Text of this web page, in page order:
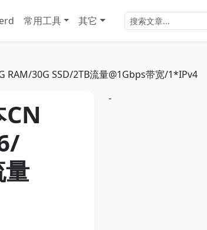
常用工具 其它
30G SSD/2TB流量@1Gbps带宽/1*IPv4
-